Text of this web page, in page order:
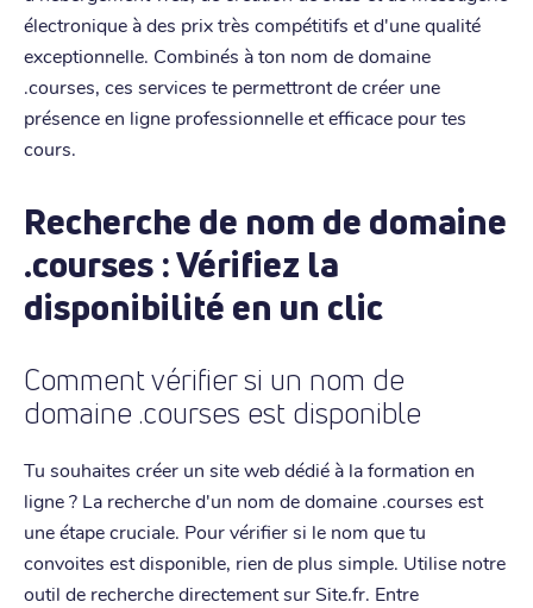
électronique à des prix très compétitifs et d'une qualité
exceptionnelle. Combinés à ton nom de domaine
.courses, ces services te permettront de créer une
présence en ligne professionnelle et efficace pour tes
cours.
Recherche de nom de domaine
.courses : Vérifiez la
disponibilité en un clic
Comment vérifier si un nom de
domaine .courses est disponible
Tu souhaites créer un site web dédié à la formation en
ligne ? La recherche d'un nom de domaine .courses est
une étape cruciale. Pour vérifier si le nom que tu
convoites est disponible, rien de plus simple. Utilise notre
outil de recherche directement sur Site.fr. Entre